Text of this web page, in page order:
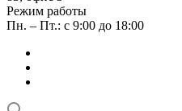
Режим работы
Пн. – Пт.: с 9:00 до 18:00